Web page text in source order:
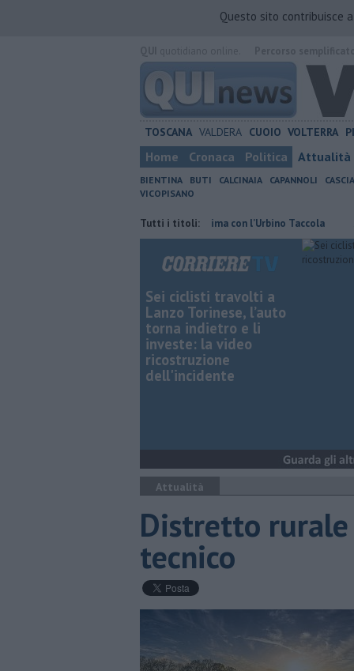
Questo sito contribuisce
TOSCANA VALDERA CUOIO VOLTERRA
Home Cronaca Politica Attualità
BIENTINA BUTI CALCINAIA CAPANNOLI
VICOPISANO
Tutti i titoli:
​Granata, buona la prima con l’Urbino Taccola
Sei ciclisti travolti a
Lanzo Torinese, l’auto
torna indietro e li
investe: la video
ricostruzione
dell'incidente
Attualità
Distretto
tecnico